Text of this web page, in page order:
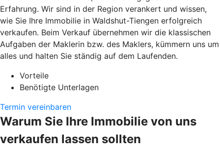
Erfahrung. Wir sind in der Region verankert und wissen,
wie Sie Ihre Immobilie in Waldshut-Tiengen erfolgreich
verkaufen. Beim Verkauf übernehmen wir die klassischen
Aufgaben der Maklerin bzw. des Maklers, kümmern uns um
alles und halten Sie ständig auf dem Laufenden.
Vorteile
Benötigte Unterlagen
Termin vereinbaren
Warum Sie Ihre Immobilie von uns
verkaufen lassen sollten